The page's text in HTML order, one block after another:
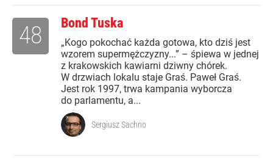
Bond Tuska
„Kogo pokochać każda gotowa, kto dziś jest
wzorem supermężczyzny...” – śpiewa w jednej
z krakowskich kawiarni dziwny chórek.
W drzwiach lokalu staje Graś. Paweł Graś.
Jest rok 1997, trwa kampania wyborcza
do parlamentu, a...
48
Sergiusz Sachno